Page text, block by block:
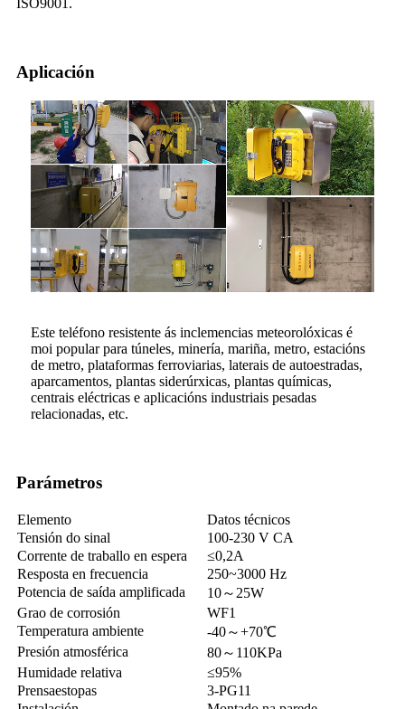
ISO9001.
Aplicación
Este teléfono resistente ás inclemencias meteorolóxicas é
moi popular para túneles, minería, mariña, metro, estacións
de metro, plataformas ferroviarias, laterais de autoestradas,
aparcamentos, plantas siderúrxicas, plantas químicas,
centrais eléctricas e aplicacións industriais pesadas
relacionadas, etc.
Parámetros
Elemento
Datos técnicos
Tensión do sinal
100-230 V CA
Corrente de traballo en espera
≤0,2A
Resposta en frecuencia
250~3000 Hz
Potencia de saída amplificada
10～25W
Grao de corrosión
WF1
Temperatura ambiente
-40～+70℃
Presión atmosférica
80～110KPa
Humidade relativa
≤95%
Prensaestopas
3-PG11